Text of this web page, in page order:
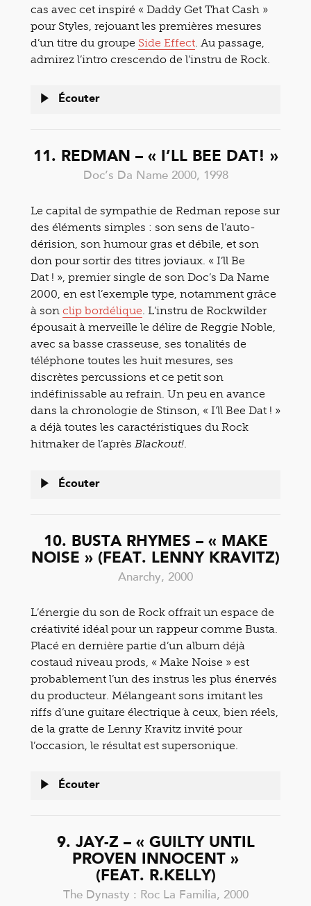
cas avec cet inspiré « Daddy Get That Cash »
pour Styles, rejouant les premières mesures
d’un titre du groupe Side Effect . Au passage,
admirez l’intro crescendo de l’instru de Rock.
Écouter
11. REDMAN – « I’LL BEE DAT! »
Doc’s Da Name 2000, 1998
Le capital de sympathie de Redman repose sur
des éléments simples : son sens de l’auto-
dérision, son humour gras et débile, et son
don pour sortir des titres joviaux. « I’ll Be
Dat ! », premier single de son Doc’s Da Name
2000, en est l’exemple type, notamment grâce
à son clip bordélique . L’instru de Rockwilder
épousait à merveille le délire de Reggie Noble,
avec sa basse crasseuse, ses tonalités de
téléphone toutes les huit mesures, ses
discrètes percussions et ce petit son
indéfinissable au refrain. Un peu en avance
dans la chronologie de Stinson, « I’ll Bee Dat ! »
a déjà toutes les caractéristiques du Rock
hitmaker de l’après Blackout!
Écouter
10. BUSTA RHYMES – « MAKE
NOISE » (FEAT. LENNY KRAVITZ)
Anarchy, 2000
L’énergie du son de Rock offrait un espace de
créativité idéal pour un rappeur comme Busta.
Placé en dernière partie d’un album déjà
costaud niveau prods, « Make Noise » est
probablement l’un des instrus les plus énervés
du producteur. Mélangeant sons imitant les
riffs d’une guitare électrique à ceux, bien réels,
de la gratte de Lenny Kravitz invité pour
l’occasion, le résultat est supersonique.
Écouter
9. JAY-Z – « GUILTY UNTIL
PROVEN INNOCENT »
(FEAT. R.KELLY)
The Dynasty : Roc La Familia, 2000